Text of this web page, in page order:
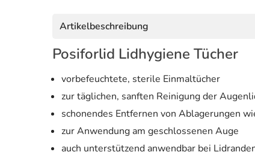
Artikelbeschreibung
Posiforlid Lidhygiene Tücher
vorbefeuchtete, sterile Einmaltücher
zur täglichen, sanften Reinigung der
schonendes Entfernen von Ablagerungen
zur Anwendung am geschlossenen Auge
auch unterstützend anwendbar bei